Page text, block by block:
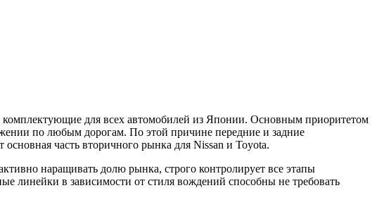
для всех автомобилей из Японии. Основным приоритетом
по любым дорогам. По этой причине передние и задние
часть вторичного рынка для Nissan и Toyota.
наращивать долю рынка, строго контролирует все этапы
линейки в зависимости от стиля вождений способны не требовать